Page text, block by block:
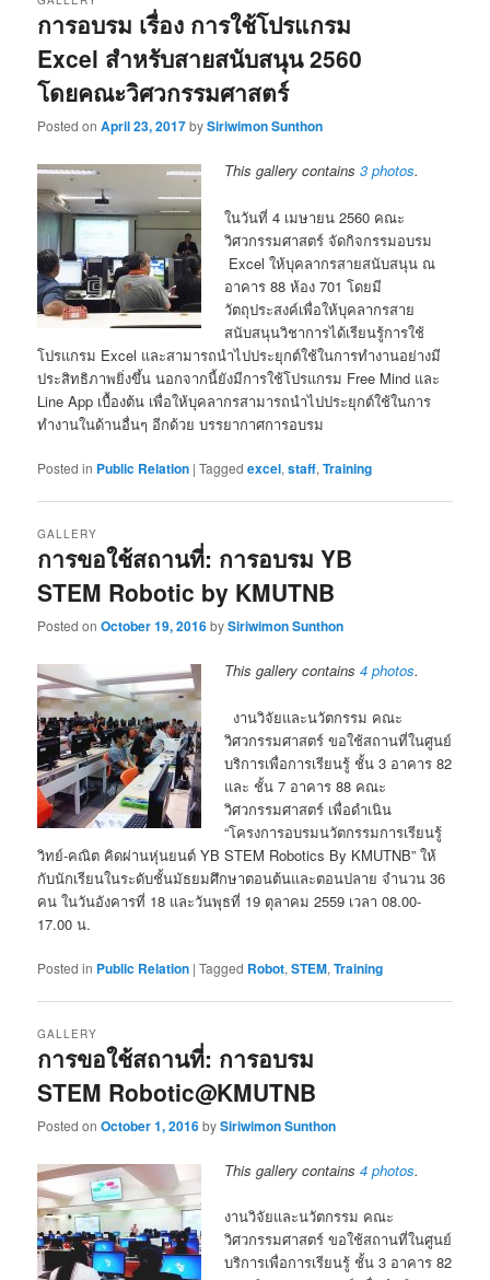
การอบรม เรื่อง การใช้โปรแกรม
Excel สำหรับสายสนับสนุน 2560
โดยคณะวิศวกรรมศาสตร์
Posted onApril 23, 2017bySiriwimon Sunthon
This gallery contains3 photos.
ในวันที่ 4 เมษายน 2560 คณะ
วิศวกรรมศาสตร์ จัดกิจกรรมอบรม
Excel ให้บุคลากรสายสนับสนุน ณ
อาคาร 88 ห้อง 701 โดยมี
วัตถุประสงค์เพื่อให้บุคลากรสาย
สนับสนุนวิชาการได้เรียนรู้การใช้
โปรแกรม Excel และสามารถนำไปประยุกต์ใช้ในการทำงานอย่างมี
ประสิทธิภาพยิ่งขึ้น นอกจากนี้ยังมีการใช้โปรแกรม Free Mind และ
Line App เบื้องต้น เพื่อให้บุคลากรสามารถนำไปประยุกต์ใช้ในการ
ทำงานในด้านอื่นๆ อีกด้วย บรรยากาศการอบรม
Posted in Public Relation |Tagged excel,staff,Training
การขอใช้สถานที่: การอบรม YB
STEM Robotic by KMUTNB
GALLERY
Posted onOctober 19, 2016bySiriwimon Sunthon
This gallery contains4 photos.
งานวิจัยและนวัตกรรม คณะ
วิศวกรรมศาสตร์ ขอใช้สถานที่ในศูนย์
บริการเพื่อการเรียนรู้ ชั้น 3 อาคาร 82
และ ชั้น 7 อาคาร 88 คณะ
วิศวกรรมศาสตร์ เพื่อดำเนิน
“โครงการอบรมนวัตกรรมการเรียนรู้
วิทย์-คณิต คิดผ่านหุ่นยนต์ YB STEM Robotics By KMUTNB” ให้
กับนักเรียนในระดับชั้นมัธยมศึกษาตอนต้นและตอนปลาย จำนวน 36
คน ในวันอังคารที่ 18 และวันพุธที่ 19 ตุลาคม 2559 เวลา 08.00-
17.00 น.
Posted in Public Relation |Tagged Robot,STEM,Training
การขอใช้สถานที่: การอบรม
STEM Robotic@KMUTNB
GALLERY
Posted onOctober 1, 2016bySiriwimon Sunthon
This gallery contains4 photos.
งานวิจัยและนวัตกรรม คณะ
วิศวกรรมศาสตร์ ขอใช้สถานที่ในศูนย์
บริการเพื่อการเรียนรู้ ชั้น 3 อาคาร 82